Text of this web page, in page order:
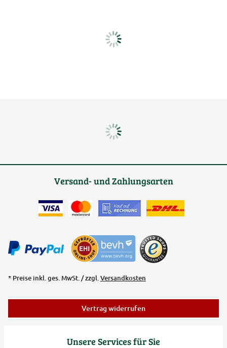
Unsere Services für Sie
Versand- und Zahlungsarten
* Preise inkl. ges. MwSt. / zzgl. Versandkosten
Vertrag widerrufen